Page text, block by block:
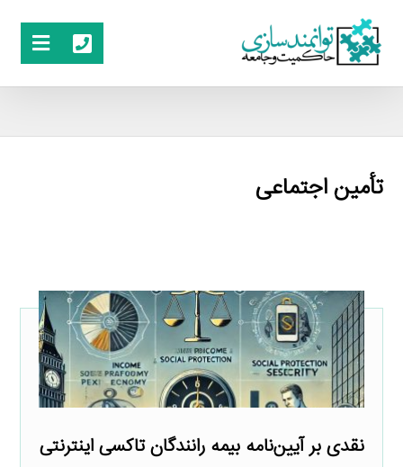
تأمین اجتماعی
نقدی بر آیین‌نامه بیمه رانندگان تاکسی اینترنتی